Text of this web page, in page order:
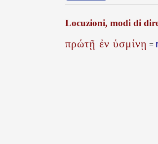
Locuzioni, modi di
πρώτῇ ἐν ὑσμίνῃ =